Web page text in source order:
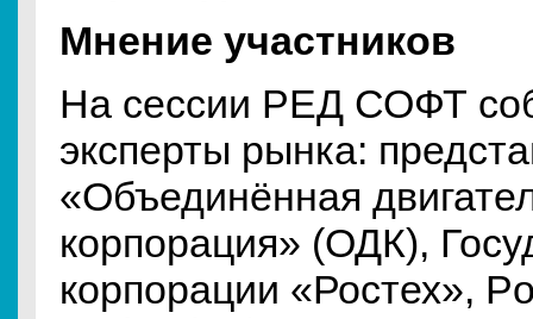
Мнение участников
На сессии РЕД СОФТ
эксперты рынка:
«Объединённая
корпорация» (ОДК),
корпорации «Ростех»,